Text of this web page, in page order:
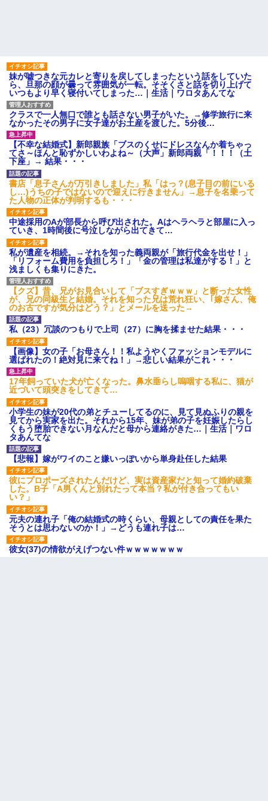
です。母の薦めでこちらに参り
ました」と言っているが、...
ハードオフに売っていた4万
4000円のフィギュアがヤバすぎ
るｗｗｗｗｗｗ「こんな高い
の？ｗｗ」「逆に超安い」
私「ちょっと、人の家の金庫
触らないでよ！」キチママ『そ
こに金庫があったから、開けて
みようとしただけ☆』義兄「泥
は出てけ！二度と来るな！」結
果・・・
私「初めて飲む味だけどなん
のお茶？」彼「ちっ！」私「」
【GIF】JSのカンチョーワロ
タ
後続車にクラクションを鳴ら
され彼氏が逆切れ。「何クラク
ション鳴らしてんだ！降りてこ
いよ！」と怒鳴りだし...
【衝撃】報酬100万円超の治験
募集がこちらｗｗｗｗｗ(※画像
あり)
【ネット騒然】惨殺されたタ
ワマン頂き女子のこの動画、す
げえええええｗｗｗｗｗｗｗｗ
ｗｗｗ
【愕然】白のクラウン俺氏、
高速道路左車線を制限速度で走
った結果wwwwwwwwwwww
百年の恋12-899 食べた量を
張り合ってくる
【悲報】佐藤輝明・・・２軍
でも盛大にやらかす←あまり悲
しませないでくれ
い。結婚の挨拶にも行かない」
私「えっ」
子どもが中学受験してる知り
ど合格したの通えない距離の学
校だけらしい
みたよ
妹が嘘つきな元カレと寄りを戻してしまったという話をしていた
ら、旦那の顔が曇って雰囲気が一転。そそくさと話を切り上げて
いつもより早く寝付いてしまった…｜生活｜ワロタあんてな
クラスで一人無口で誰とも話さない男子がいた。→修学旅行に来
なかったその男子に女子達がお土産を渡した。5分後…
【不幸な結婚式】新郎親族「ブスのくせにドレスなんか着ちゃっ
てさ～ほんと恥ずかしいわよね～（大声」新郎両親「！！！（土
下座」→ 結果・・・
書店「息子さんが万引きしました」私「はっ？(息子目の前にいる
し…)うちの子ではないので迎えに行きません」→息子を名乗って
た人物の正体が判明するも・・・
中途採用のAが部長から呼び出された。Aはヘラヘラと部屋に入っ
ていき、1時間後に号泣しながら出てきて…
私が遺産を相続。→それを知った義両親が「旅行代金を出せ！」
「リフォーム費用を負担しろ！」「金の管理は私達がする！」と
浅ましくも集りにきた。
【クズ】昔、兄がお見合いして「ブスすぎｗｗｗ」と断った女性
が、兄の同級生と結婚。それを知った兄は荒れ狂い、｢嫁さん、俺
のお古ですが気分はどう？」とメールを送った→
私（23）冗談のつもりで上司（27）に胸を揉ませた結果・・・
【画像】女の子「お母さん！！私ようやくファッションモデルに
選ばれたの！絶対見に来てね！」→悲しい結果がこれ・・・
17年飼っていた犬が亡くなった。鼻水垂らし嗚咽する私に、猫が
近づいて頭突きをしてきて…
小学生の妹が20代の弟とチューしてるのに、見て見ぬふりの親を
見てから実家を出た。それから15年、妹が弟の子を妊娠したらし
くもう堕胎できない月なんだと母から連絡がきた…｜生活｜ワロ
タあんてな
【悲報】嫁がワイのこと嫌いっぽいから単身赴任した結果
彼にプロポーズされたんだけど、実は資産家だと知って婚約破棄
した。B子「A男くんと別れたって本当？私が付き合ってもい
い？」
元夫の連れ子「俺の結婚式の時くらい、母親としての責任を果た
そうとは思わないのか！」→どうも連れ子は…
彼女(37)の情欲がえげつない件ｗｗｗｗｗｗｗ